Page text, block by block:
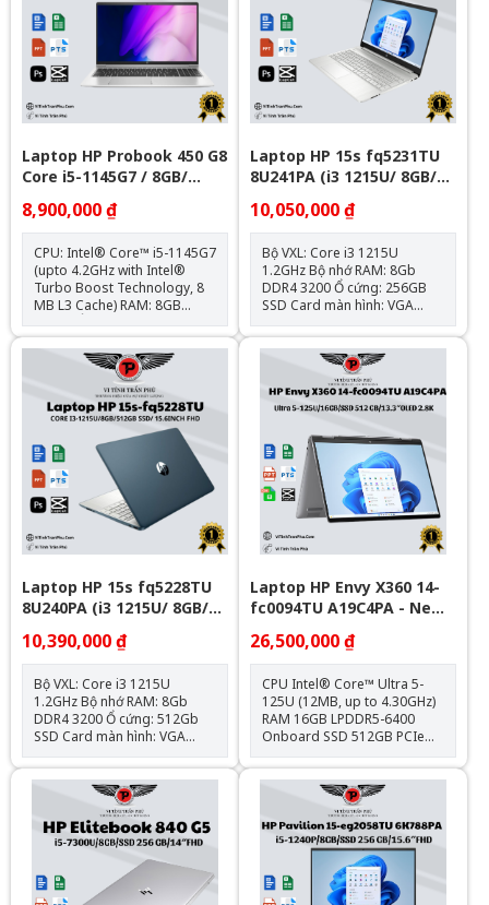
USB Type-A; 1x HDMI 2.1; 1x
RJ-45; 1x
headphone/microphone
combo jack Trọng
lượng: 1.28kg Loại Pin: 58 Wh
Lithium-Ion
SD, Jack 3.5mm Trọng
lượng: 1.75kg Loại Pin: HP
Long Life 3-cell, 45 Wh Li-ion
Polymer Hệ điều hành: Chưa
Bao Gồm
Laptop HP Probook 450 G8
Core i5-1145G7 / 8GB/
Nvme 256GB/ 15.6"
8,900,000 ₫
CPU: Intel® Core™ i5-1145G7
(upto 4.2GHz with Intel®
Turbo Boost Technology, 8
MB L3 Cache) RAM: 8GB
DDR4 Ổ cứng: 256GB M.2
PCIe NVMe VGA: Intel® Iris®
Xᵉ Graphics Màn hình: 15.6
4, 3x USB 3.1 Type-A, 1x
HDMI 1.4; 1x Khe SD, Jack
3.5mm Trọng lượng: 1.75kg
Loại Pin: HP Long Life 3-cell,
45 Wh Li-ion Polymer Hệ điều
hành: Chưa Bao Gồm
Laptop HP 15s fq5231TU
8U241PA (i3 1215U/ 8GB/
256GB SSD/15.6 inch
FHD/Win11/ Silver)
10,050,000 ₫
Bộ VXL: Core i3 1215U
1.2GHz Bộ nhớ RAM: 8Gb
DDR4 3200 Ổ cứng: 256GB
SSD Card màn hình: VGA
onboard - Intel UHD
Graphics Kích thước màn
hình: 15.6inch Full HD Hệ điều
hành: Windows 11 Home
Laptop HP 15s fq5228TU
8U240PA (i3 1215U/ 8GB/
512GB SSD/15.6 inch
FHD/Win11/ Blue)
10,390,000 ₫
Bộ VXL: Core i3 1215U
1.2GHz Bộ nhớ RAM: 8Gb
DDR4 3200 Ổ cứng: 512Gb
SSD Card màn hình: VGA
onboard - Intel UHD
Graphics Kích thước màn
hình: 15.6inch Full HD Hệ điều
hành: Windows 11 Home
Laptop HP Envy X360 14-
fc0094TU A19C4PA - New
26,500,000 ₫
CPU Intel® Core™ Ultra 5-
125U (12MB, up to 4.30GHz)
RAM 16GB LPDDR5-6400
Onboard SSD 512GB PCIe®
Gen4 NVMe™ M.2 VGA Intel®
Graphics Display 14 inch
OLED 2.8K Touch, 120Hz,
100% DCI-P3, Low Blue Light
Pin 3-cell 59Wh Vỏ ALU, PEN,
Led Keyboard, IR Weight
(Bạc) OS Windows 11 Home
SL